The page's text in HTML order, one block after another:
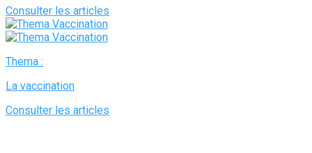
Consulter les articles
Thema :
La vaccination
Consulter les articles